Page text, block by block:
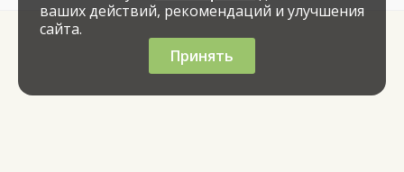
ваших действий, рекомендаций и улучшения
сайта.
Принять